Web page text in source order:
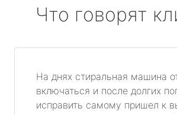
Что говорят
На днях стиральная машина
включаться и после долгих
исправить самому пришел к